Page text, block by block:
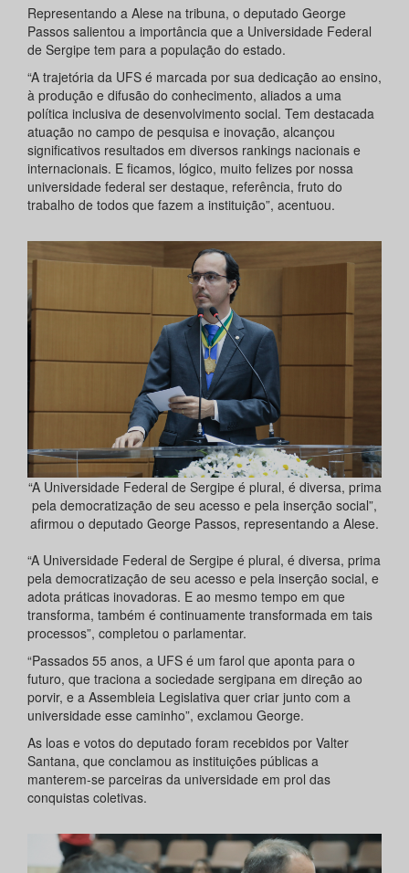
Representando a Alese na tribuna, o deputado George
Passos salientou a importância que a Universidade Federal
de Sergipe tem para a população do estado.
“A trajetória da UFS é marcada por sua dedicação ao ensino,
à produção e difusão do conhecimento, aliados a uma
política inclusiva de desenvolvimento social. Tem destacada
atuação no campo de pesquisa e inovação, alcançou
significativos resultados em diversos rankings nacionais e
internacionais. E ficamos, lógico, muito felizes por nossa
universidade federal ser destaque, referência, fruto do
trabalho de todos que fazem a instituição”, acentuou.
“A Universidade Federal de Sergipe é plural, é diversa, prima
pela democratização de seu acesso e pela inserção social”,
afirmou o deputado George Passos, representando a Alese.
“A Universidade Federal de Sergipe é plural, é diversa, prima
pela democratização de seu acesso e pela inserção social, e
adota práticas inovadoras. E ao mesmo tempo em que
transforma, também é continuamente transformada em tais
processos”, completou o parlamentar.
“Passados 55 anos, a UFS é um farol que aponta para o
futuro, que traciona a sociedade sergipana em direção ao
porvir, e a Assembleia Legislativa quer criar junto com a
universidade esse caminho”, exclamou George.
As loas e votos do deputado foram recebidos por Valter
Santana, que conclamou as instituições públicas a
manterem-se parceiras da universidade em prol das
conquistas coletivas.